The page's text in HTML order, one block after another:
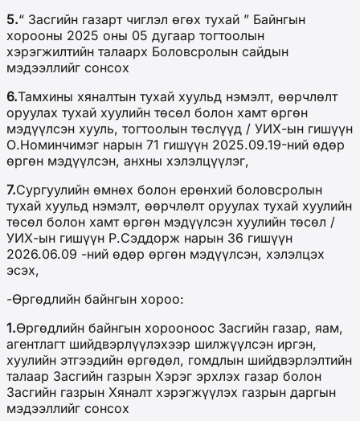
5.“ Засгийн газарт чиглэл өгөх тухай ” Байнгын
хорооны 2025 оны 05 дугаар тогтоолын
хэрэгжилтийн талаарх Боловсролын сайдын
мэдээллийг сонсох
6.Тамхины хяналтын тухай хуульд нэмэлт, өөрчлөлт
оруулах тухай хуулийн төсөл болон хамт өргөн
мэдүүлсэн хууль, тогтоолын төслүүд / УИХ-ын гишүүн
О.Номинчимэг нарын 71 гишүүн 2025.09.19-ний өдөр
өргөн мэдүүлсэн, анхны хэлэлцүүлэг,
7.Сургуулийн өмнөх болон ерөнхий боловсролын
тухай хуульд нэмэлт, өөрчлөлт оруулах тухай хуулийн
төсөл болон хамт өргөн мэдүүлсэн хуулийн төсөл /
УИХ-ын гишүүн Р.Сэддорж нарын 36 гишүүн
2026.06.09 -ний өдөр өргөн мэдүүлсэн, хэлэлцэх
эсэх,
-Өргөдлийн байнгын хороо:
1.Өргөдлийн байнгын хорооноос Засгийн газар, яам,
агентлагт шийдвэрлүүлэхээр шилжүүлсэн иргэн,
хуулийн этгээдийн өргөдөл, гомдлын шийдвэрлэлтийн
талаар Засгийн газрын Хэрэг эрхлэх газар болон
Засгийн газрын Хяналт хэрэгжүүлэх газрын даргын
мэдээллийг сонсох